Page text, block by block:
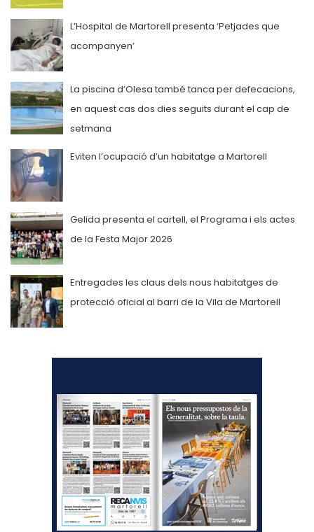
L’Hospital de Martorell presenta ‘Petjades que
acompanyen’
La piscina d’Olesa també tanca per defecacions,
en aquest cas dos dies seguits durant el cap de
setmana
Eviten l’ocupació d’un habitatge a Martorell
Gelida presenta el cartell, el Programa i els actes
de la Festa Major 2026
Entregades les claus dels nous habitatges de
protecció oficial al barri de la Vila de Martorell